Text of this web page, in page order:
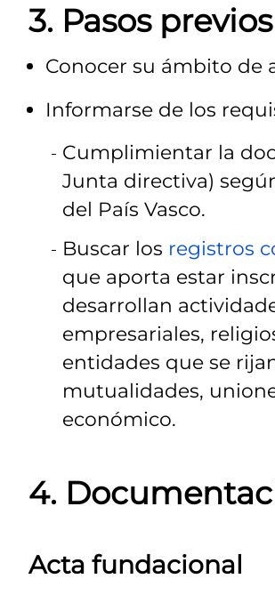
3. Pasos
Conocer su ámbito de
Informarse de los
Cumplimientar la
Junta directiva)
del País Vasco.
Buscar los registros
que aporta estar
desarrollan
empresariales,
entidades que se
mutualidades,
económico.
4.
Acta fundacional